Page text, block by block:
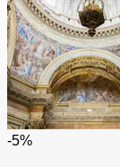
-5%